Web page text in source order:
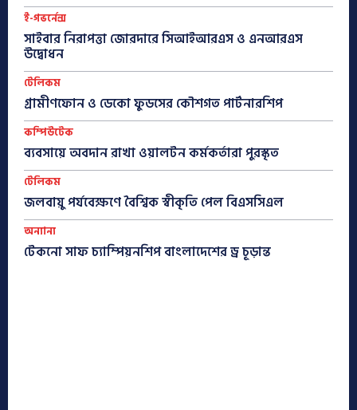
ই-গভর্নেন্স
সাইবার নিরাপত্তা জোরদারে সিআইআরএস ও এনআরএস
উদ্বোধন
টেলিকম
গ্রামীণফোন ও ডেকো ফুডসের কৌশগত পার্টনারশিপ
কম্পিউটেক
ব্যবসায়ে অবদান রাখা ওয়ালটন কর্মকর্তারা পুরস্কৃত
টেলিকম
জলবায়ু পর্যবেক্ষণে বৈশ্বিক স্বীকৃতি পেল বিএসসিএল
অন্যান্য
টেকনো সাফ চ্যাম্পিয়নশিপ বাংলাদেশের ড্র চূড়ান্ত